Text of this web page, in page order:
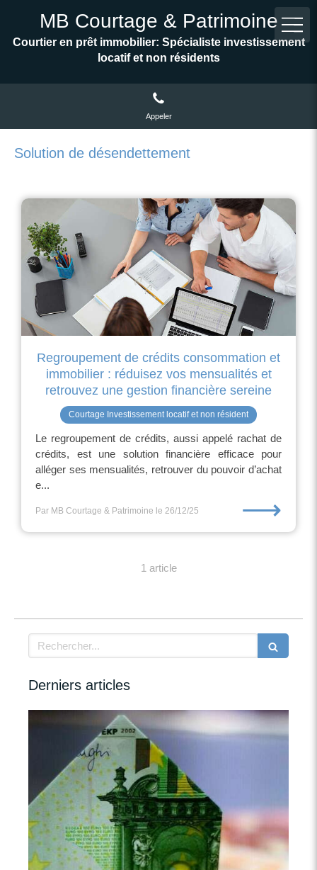
MB Courtage & Patrimoine
Courtier en prêt immobilier: Spécialiste investissement
locatif et non résidents
Appeler
Solution de désendettement
Regroupement de crédits consommation et
immobilier : réduisez vos mensualités et
retrouvez une gestion financière sereine
Courtage Investissement locatif et non résident
Le regroupement de crédits, aussi appelé rachat de
crédits, est une solution financière efficace pour
alléger ses mensualités, retrouver du pouvoir d’achat
e...
Par MB Courtage & Patrimoine le 26/12/25 ⟶
1 article
Rechercher
Derniers articles